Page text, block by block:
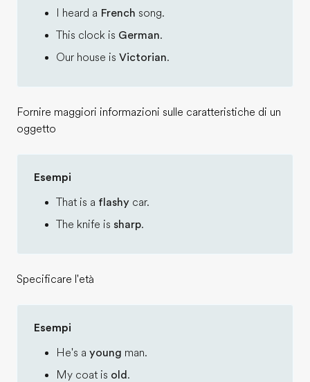
I heard a French song.
This clock is German.
Our house is Victorian.
Fornire maggiori informazioni sulle caratteristiche di un
oggetto
Esempi
That is a flashy car.
The knife is sharp.
Specificare l'età
Esempi
He's a young man.
My coat is old .